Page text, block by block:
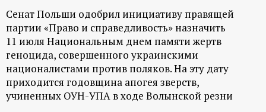
Сенат Польши одобрил инициативу правящей
партии «Право и справедливость» назначить
11 июля Национальным днем памяти жертв
геноцида, совершенного украинскими
националистами против поляков. На эту дату
приходится годовщина апогея зверств,
учиненных ОУН-УПА в ходе Волынской резни